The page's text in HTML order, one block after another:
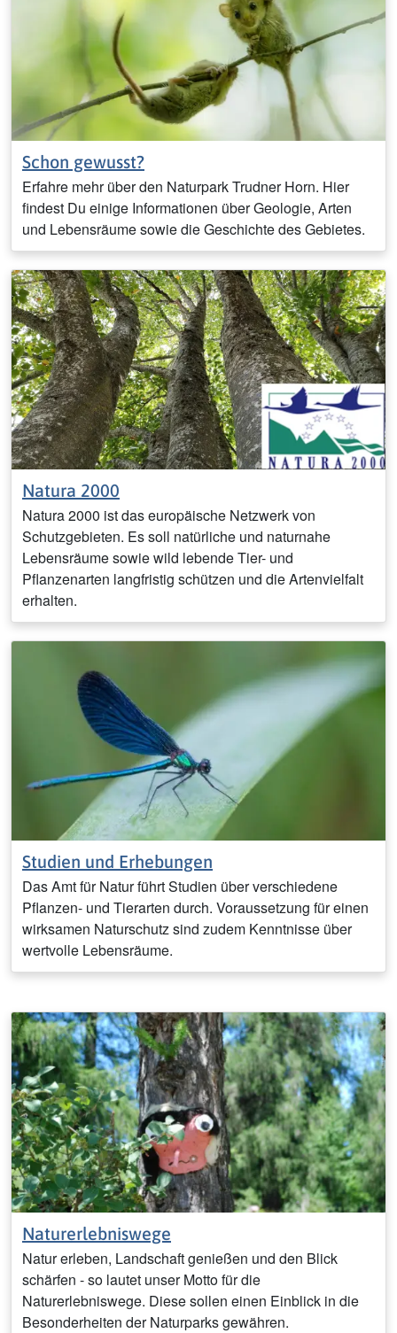
Schon gewusst?
Erfahre mehr über den Naturpark Trudner Horn. Hier
findest Du einige Informationen über Geologie, Arten
und Lebensräume sowie die Geschichte des Gebietes.
Natura 2000
Natura 2000 ist das europäische Netzwerk von
Schutzgebieten. Es soll natürliche und naturnahe
Lebensräume sowie wild lebende Tier- und
Pflanzenarten langfristig schützen und die Artenvielfalt
erhalten.
Studien und Erhebungen
Das Amt für Natur führt Studien über verschiedene
Pflanzen- und Tierarten durch. Voraussetzung für einen
wirksamen Naturschutz sind zudem Kenntnisse über
wertvolle Lebensräume.
Naturerlebniswege
Natur erleben, Landschaft genießen und den Blick
schärfen - so lautet unser Motto für die
Naturerlebniswege. Diese sollen einen Einblick in die
Besonderheiten der Naturparks gewähren.